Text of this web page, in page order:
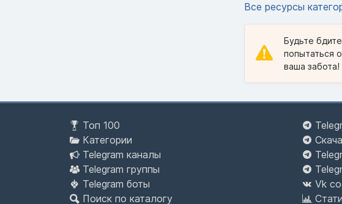
Все ресурсы
Будьте
попытаться
ваша забота!
Топ 100
Категории
Telegram каналы
Telegram группы
Telegram боты
Поиск по каталогу
Vk